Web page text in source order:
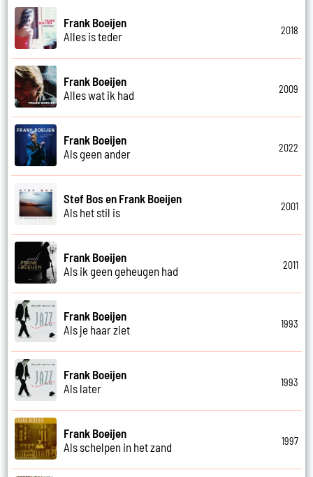
Frank Boeijen
Alles is teder
2018
Frank Boeijen
Alles wat ik had
2009
Frank Boeijen
Als geen ander
2022
Stef Bos en Frank Boeijen
Als het stil is
2001
Frank Boeijen
Als ik geen geheugen had
2011
Frank Boeijen
Als je haar ziet
1993
Frank Boeijen
Als later
1993
Frank Boeijen
Als schelpen in het zand
1997